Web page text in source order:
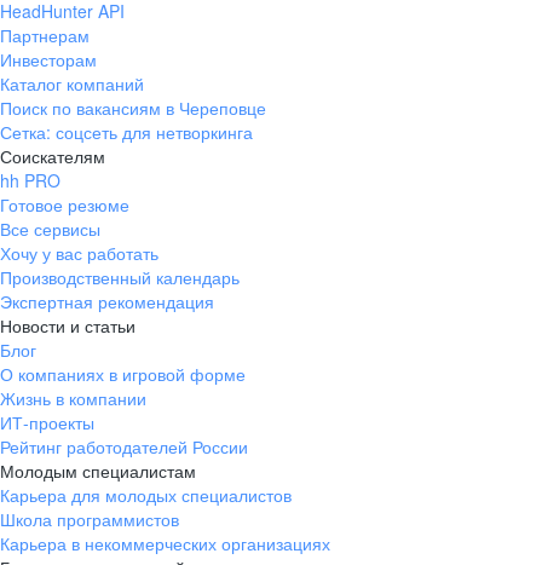
HeadHunter API
Партнерам
Инвесторам
Каталог компаний
Поиск по вакансиям в Череповце
Сетка: соцсеть для нетворкинга
Соискателям
hh PRO
Готовое резюме
Все сервисы
Хочу у вас работать
Производственный календарь
Экспертная рекомендация
Новости и статьи
Блог
О компаниях в игровой форме
Жизнь в компании
ИТ-проекты
Рейтинг работодателей России
Молодым специалистам
Карьера для молодых специалистов
Школа программистов
Карьера в некоммерческих организациях